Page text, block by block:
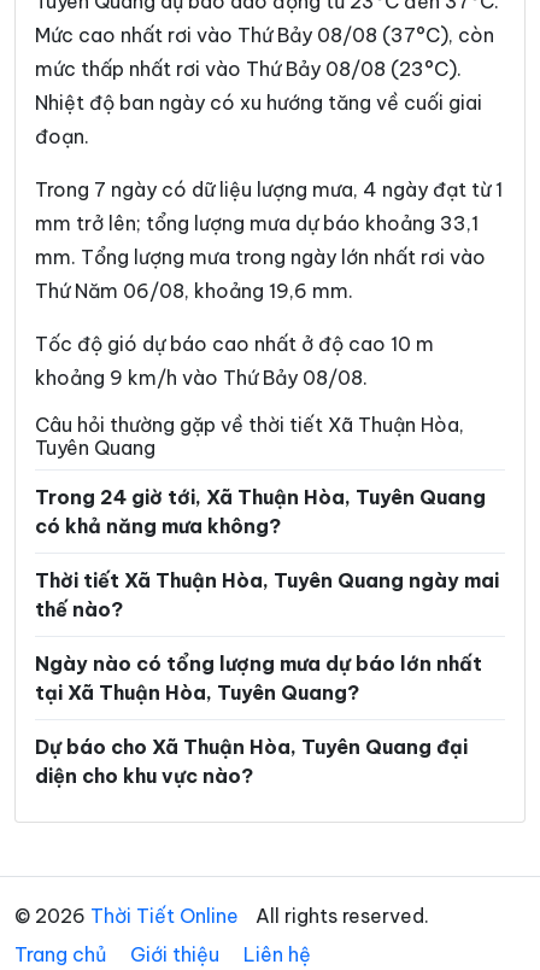
Xã Hòa An Xã Hoàng Su Phì
Xã Hồng Sơn Xã Hồng Thái
Xã Hùng An
Xã Hùng Lợi Xã Khâu Vai
Xã Khuôn Lùng Xã Kiên Đài
Xã Kiến Thiết Xã Kim Bình
Xã Liên Hiệp Xã Linh Hồ
Xã Lực Hành Xã Lũng Cú
Xã Lũng Phìn
Xã Mậu Duệ Xã Mèo Vạc
Xã Minh Ngọc Xã Minh Quang
Xã Minh Sơn
Xã Nấm Dẩn Xã Nậm Dịch
Xã Nghĩa Thuận Xã Ngọc Đường
Xã Ngọc Long
Xã Phù Lưu
Mức cao nhất rơi vào Thứ Bảy 08/08 (37°C), còn
mức thấp nhất rơi vào Thứ Bảy 08/08 (23°C).
Nhiệt độ ban ngày có xu hướng tăng về cuối giai
đoạn.
Trong 7 ngày có dữ liệu lượng mưa, 4 ngày đạt từ 1
mm trở lên; tổng lượng mưa dự báo khoảng 33,1
mm. Tổng lượng mưa trong ngày lớn nhất rơi vào
Thứ Năm 06/08, khoảng 19,6 mm.
Tốc độ gió dự báo cao nhất ở độ cao 10 m
khoảng 9 km/h vào Thứ Bảy 08/08.
Câu hỏi thường gặp về thời tiết Xã Thuận Hòa,
Tuyên Quang
Trong 24 giờ tới, Xã Thuận Hòa, Tuyên Quang
có khả năng mưa không?
Thời tiết Xã Thuận Hòa, Tuyên Quang ngày mai
thế nào?
Ngày nào có tổng lượng mưa dự báo lớn nhất
tại Xã Thuận Hòa, Tuyên Quang?
Dự báo cho Xã Thuận Hòa, Tuyên Quang đại
diện cho khu vực nào?
© 2026 Thời Tiết Online
All rights reserved.
Trang chủ
Giới thiệu Liên hệ